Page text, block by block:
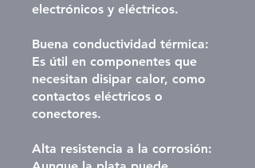
electrónicos y eléctricos.
Buena conductividad térmica:
Es útil en componentes que
necesitan disipar calor, como
contactos eléctricos o
conectores.
Alta resistencia a la corrosión: